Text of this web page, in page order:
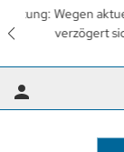
Wir
wieder